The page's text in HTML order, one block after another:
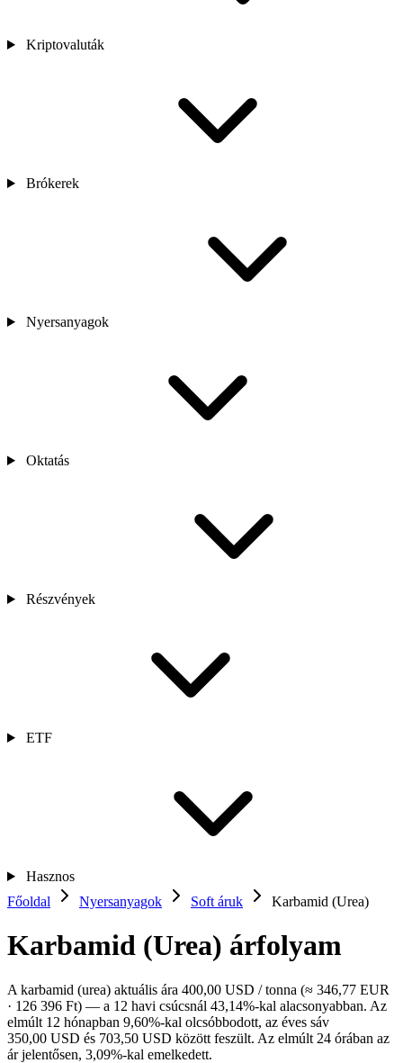
Kriptovaluták
Brókerek
Nyersanyagok
Oktatás
Részvények
ETF
Hasznos
Főoldal
Nyersanyagok Soft áruk Karbamid (Urea)
Karbamid (Urea) árfolyam
A karbamid (urea) aktuális ára 400,00 USD / tonna (≈ 346,77 EUR
· 126 396 Ft) — a 12 havi csúcsnál 43,14%-kal alacsonyabban. Az
elmúlt 12 hónapban 9,60%-kal olcsóbbodott, az éves sáv
350,00 USD és 703,50 USD között feszült. Az elmúlt 24 órában az
ár jelentősen, 3,09%-kal emelkedett.